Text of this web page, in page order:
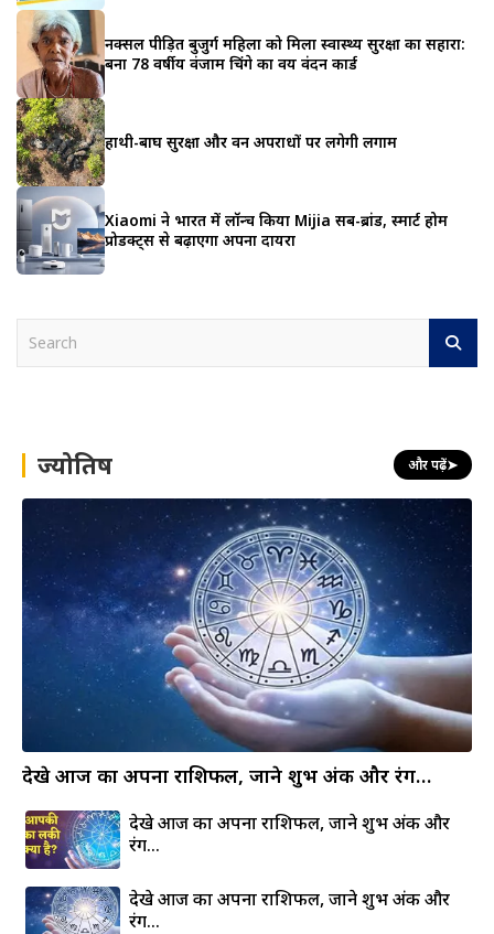
नक्सल पीड़ित बुजुर्ग महिला को मिला स्वास्थ्य सुरक्षा का सहारा:
बना 78 वर्षीय वंजाम चिंगे का वय वंदन कार्ड
हाथी-बाघ सुरक्षा और वन अपराधों पर लगेगी लगाम
Xiaomi ने भारत में लॉन्च किया Mijia सब-ब्रांड, स्मार्ट होम
प्रोडक्ट्स से बढ़ाएगा अपना दायरा
h ज्योतिष और पढ़ें➤
देखे आज का अपना राशिफल, जाने शुभ अंक और रंग…
देखे आज का अपना राशिफल, जाने शुभ अंक और
रंग…
देखे आज का अपना राशिफल, जाने शुभ अंक और
रंग…